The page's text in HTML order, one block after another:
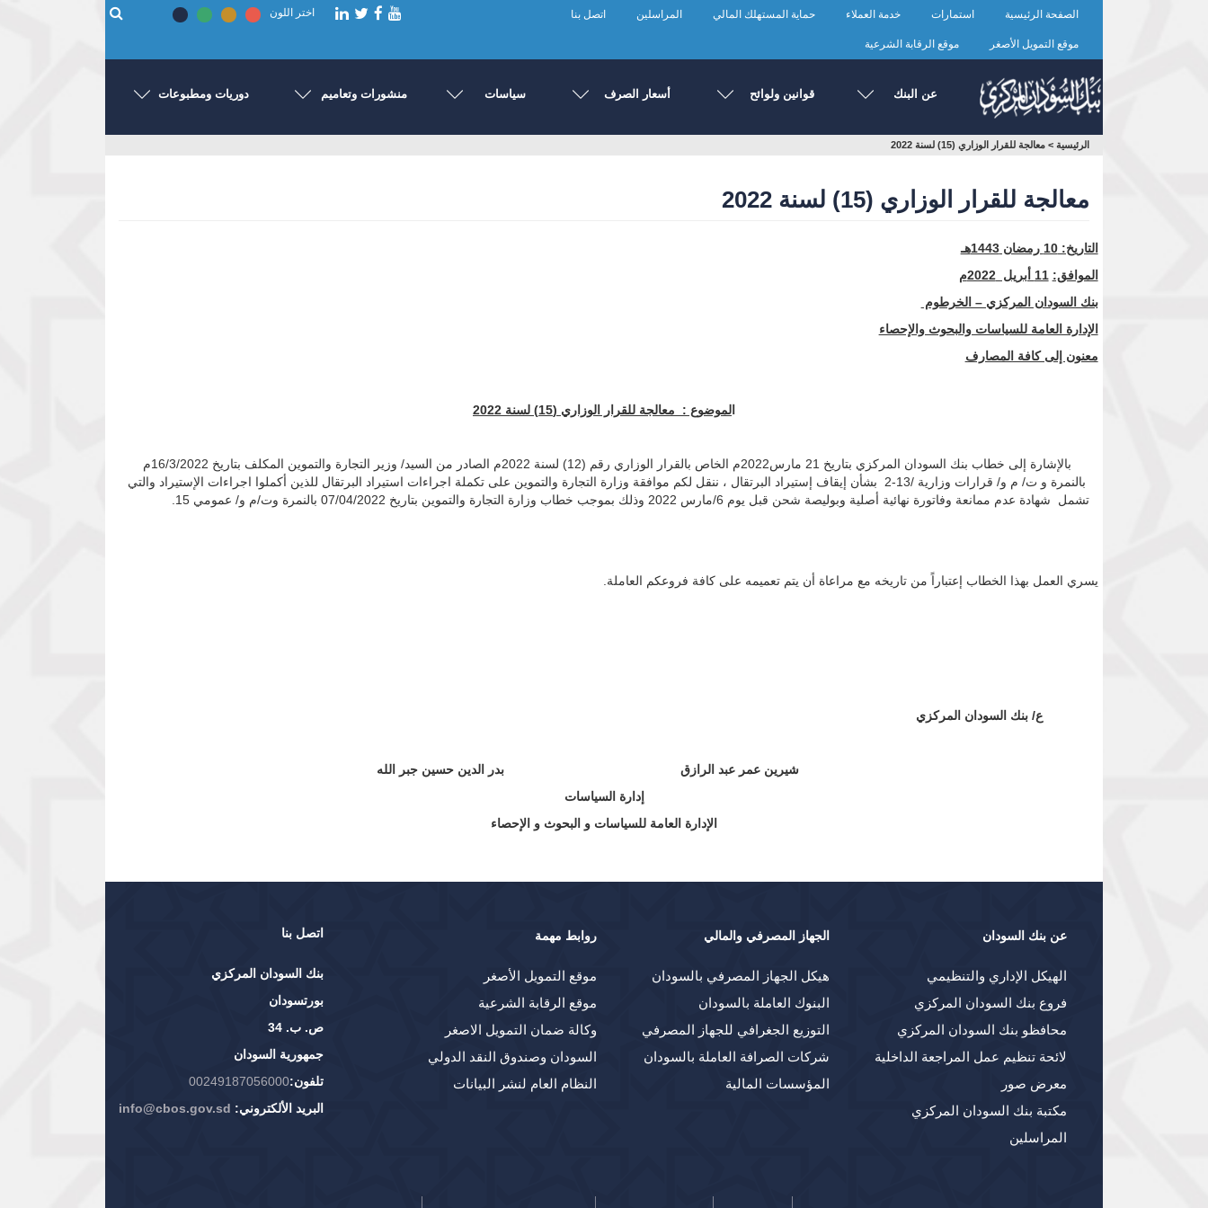
الصفحة الرئيسية استمارات خدمة العملاء حماية المستهلك المالي المراسلين اتصل بنا
موقع التمويل الأصغر موقع الرقابة الشرعية
اختر اللون
عن البنك قوانين ولوائح أسعار الصرف سياسات منشورات وتعاميم دوريات ومطبوعات
أنت
الرئيسية > معالجة للقرار الوزاري (15) لسنة 2022
معالجة للقرار الوزاري (15) لسنة 2022
التاريخ:10 رمضان 1443هـ
الموافق: 11 أبريل 2022م
بنك السودان المركزي – الخرطوم
الإدارة العامة للسياسات والبحوث والإحصاء
معنون إلى كافة المصارف
لموضوع : معالجة للقرار الوزاري (15) لسنة 2022
بالإشارة إلى خطاب بنك السودان المركزي بتاريخ 21 مارس2022م الخاص بالقرار الوزاري رقم (12) لسنة 2022م الصادر من السيد/ وزير التجارة والتموين المكلف بتاريخ 16/3/2022م
بالنمرة و ت/ م و/ قرارات وزارية /13-2 بشأن إيقاف إستيراد البرتقال ، ننقل لكم موافقة وزارة التجارة والتموين على تكملة اجراءات استيراد البرتقال للذين أكملوا اجراءات الإستيراد والتي
تشمل شهادة عدم ممانعة وفاتورة نهائية أصلية وبوليصة شحن قبل يوم 6/مارس 2022 وذلك بموجب خطاب وزارة التجارة والتموين بتاريخ 07/04/2022 بالنمرة وت/م و/ عمومي 15.
يسري العمل بهذا الخطاب إعتباراً من تاريخه مع مراعاة أن يتم تعميمه على كافة فروعكم العاملة.
ع/ بنك السودان المركزي
شيرين عمر عبد الرازق
بدر الدين حسين جبر الله
إدارة السياسات
الإدارة العامة للسياسات و البحوث و الإحصاء
اتصل بنا
بنك السودان المركزي
بورتسودان
ص. ب. 34
جمهورية السودان
تلفون:00249187056000
البريد الألكتروني: info@cbos.gov.sd
عن بنك السودان
الهيكل الإداري والتنظيمي
فروع بنك السودان المركزي
محافظو بنك السودان المركزي
لائحة تنظيم عمل المراجعة الداخلية
معرض صور
مكتبة بنك السودان المركزي
المراسلين
الجهاز المصرفي والمالي
هيكل الجهاز المصرفي بالسودان
البنوك العاملة بالسودان
التوزيع الجغرافي للجهاز المصرفي
شركات الصرافة العاملة بالسودان
المؤسسات المالية
روابط مهمة
موقع التمويل الأصغر
موقع الرقابة الشرعية
وكالة ضمان التمويل الاصغر
السودان وصندوق النقد الدولي
النظام العام لنشر البيانات